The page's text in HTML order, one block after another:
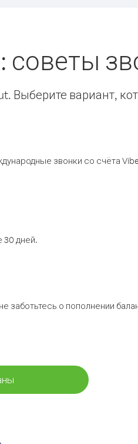
советы
Выберите вариант,
звонки со счёта
30 дней.
заботьтесь о пополнении